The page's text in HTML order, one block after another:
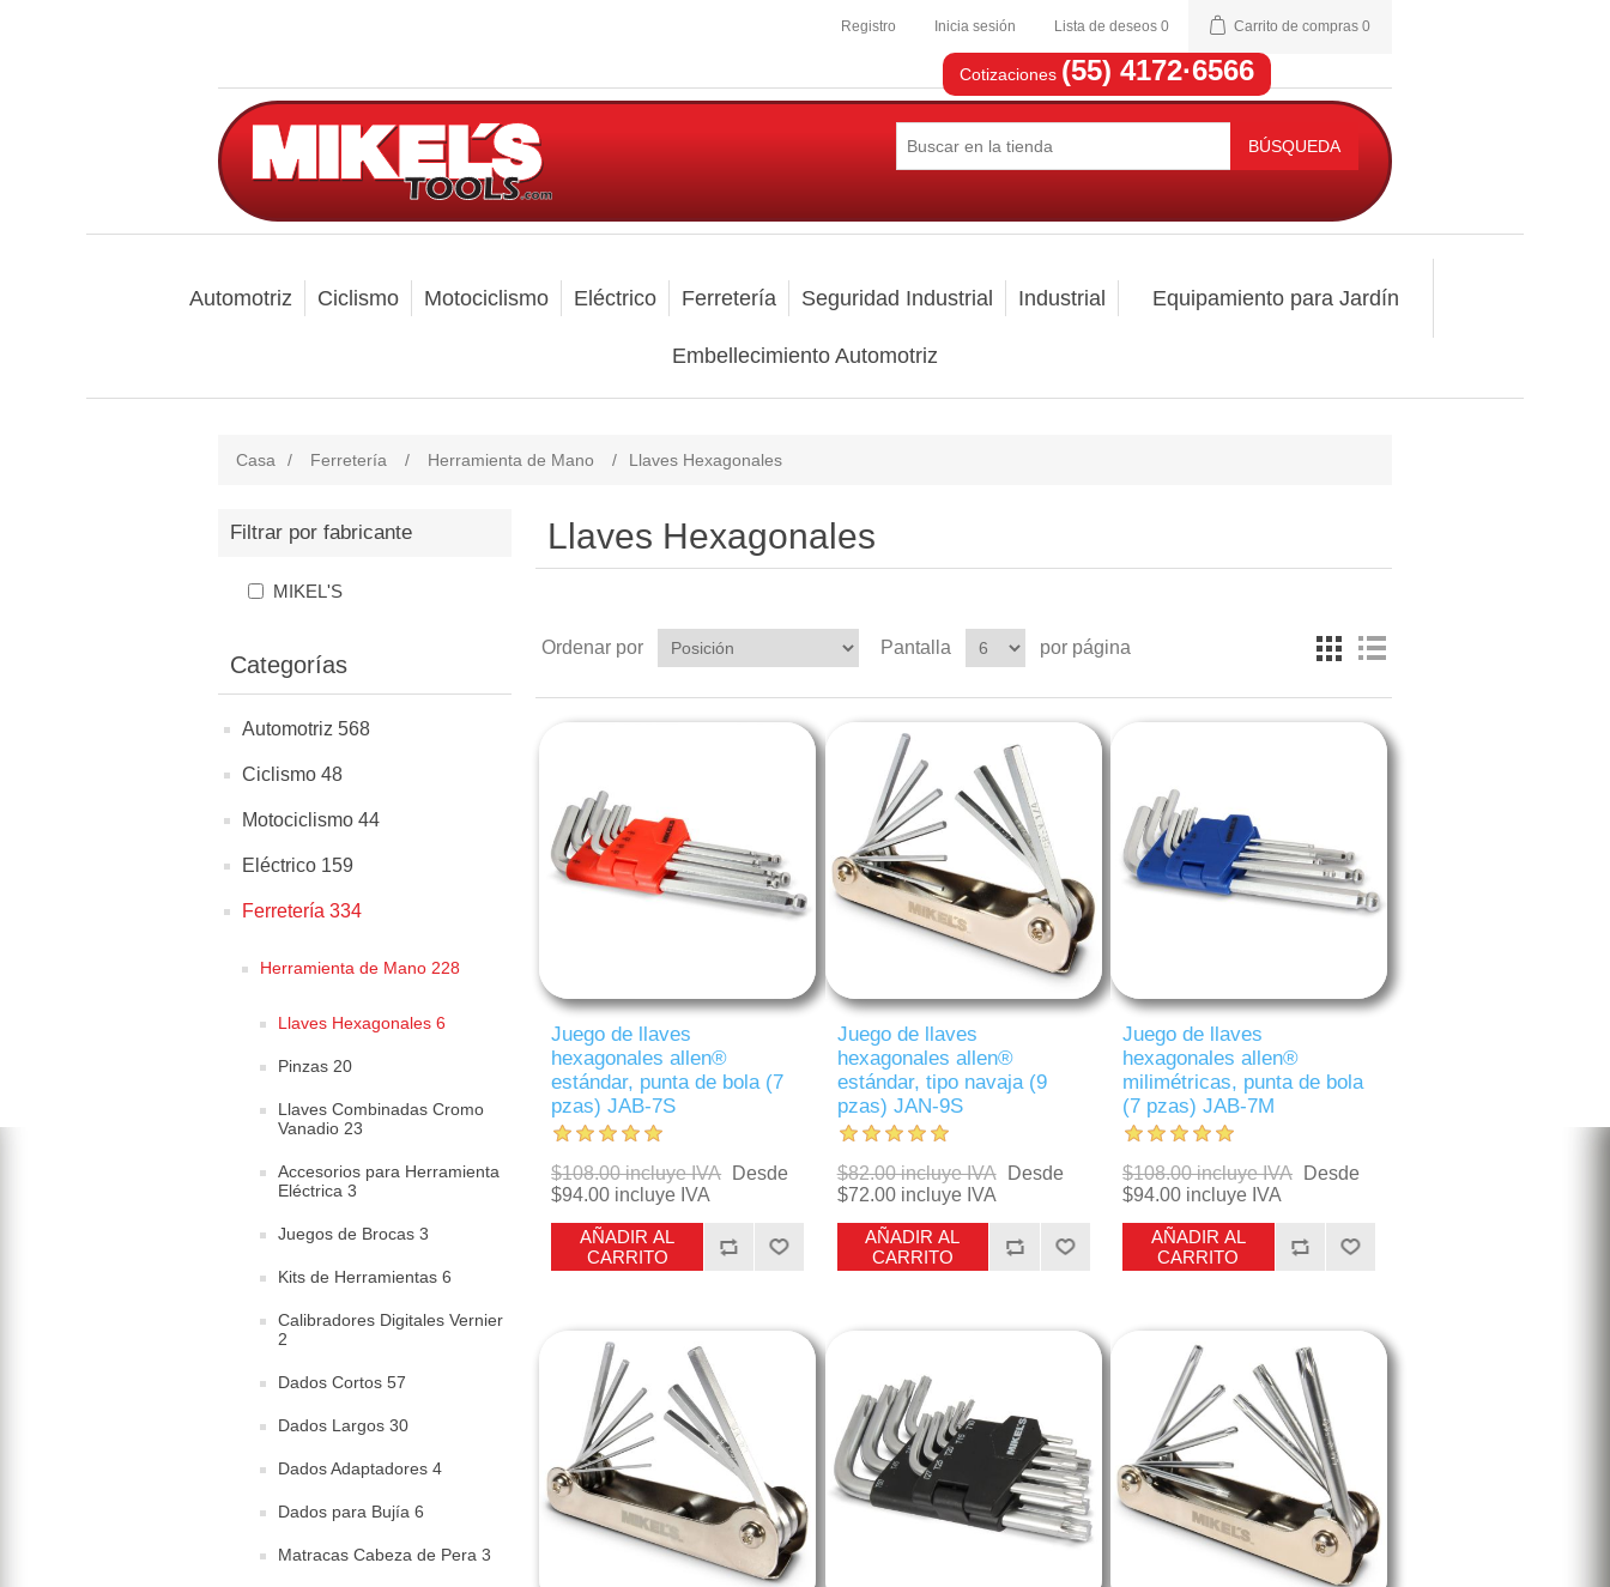
Registro Inicia sesión Lista de deseos 0 Carrito de compras 0
Cotizaciones (55) 4172·6566
BÚSQUEDA
Automotriz Ciclismo Motociclismo Eléctrico Ferretería Seguridad Industrial Industrial Equipamiento para Jardín
Embellecimiento Automotriz
Casa / Ferretería / Herramienta de Mano / Llaves Hexagonales
Filtrar por fabricante
MIKEL'S
Categorías
Automotriz 568
Ciclismo 48
Motociclismo 44
Eléctrico 159
Ferretería 334
Herramienta de Mano 228
Llaves Hexagonales 6
Pinzas 20
Llaves Combinadas Cromo
Vanadio 23
Accesorios para Herramienta
Eléctrica 3
Juegos de Brocas 3
Kits de Herramientas 6
Calibradores Digitales Vernier
2
Dados Cortos 57
Dados Largos 30
Dados Adaptadores 4
Dados para Bujía 6
Matracas Cabeza de Pera 3
Llaves Hexagonales
Ordenar por Pantalla por página
Juego de llaves
hexagonales allen®
estándar, punta de bola (7
pzas) JAB-7S
$108.00 incluye IVA
Desde
$94.00 incluye IVA
AÑADIR AL
CARRITO
Juego de llaves
hexagonales allen®
estándar, tipo navaja (9
pzas) JAN-9S
$82.00 incluye IVA
Desde
$72.00 incluye IVA
AÑADIR AL
CARRITO
Juego de llaves
hexagonales allen®
milimétricas, punta de bola
(7 pzas) JAB-7M
$108.00 incluye IVA
Desde
$94.00 incluye IVA
AÑADIR AL
CARRITO